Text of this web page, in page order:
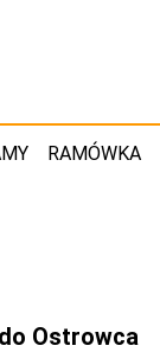
RAMÓWKA
Ostrowca